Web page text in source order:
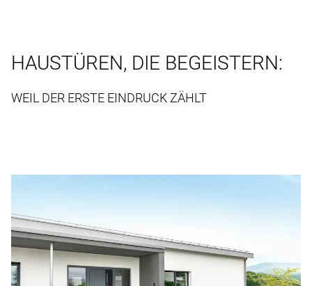
HAUSTÜREN, DIE BEGEISTERN:
WEIL DER ERSTE EINDRUCK ZÄHLT